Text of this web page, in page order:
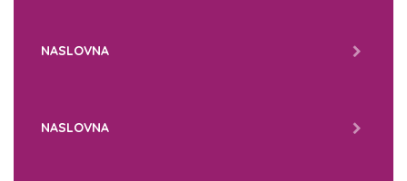
NASLOVNA
NASLOVNA